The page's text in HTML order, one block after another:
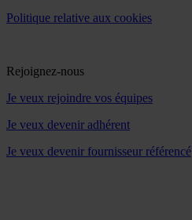
Politique relative aux cookies
Rejoignez-nous
Je veux rejoindre vos équipes
Je veux devenir adhérent
Je veux devenir fournisseur référencé